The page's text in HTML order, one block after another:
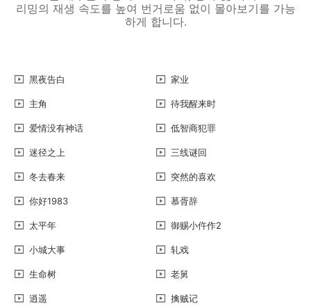
리밍의 재생 속도를 높여 번거로움 없이 몰아보기를 가능
하게 합니다.
黑夜告白 家业
主角 待我醒来时
爱情没有神话 低智商犯罪
迷径之上 三线谜回
冬去春来 突然的喜欢
你好1983 慕胥辞
太平年 御赐小仵作2
小城大事 轧戏
生命树 老舅
逍遥 擒贼记